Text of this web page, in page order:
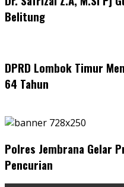
Belitung
DPRD Lombok Timur
64 Tahun
Polres Jembrana Gelar
Pencurian